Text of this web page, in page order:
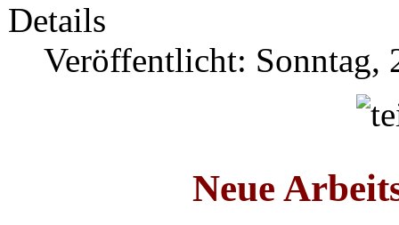
Details
Veröffentlicht: Sonntag,
Neue